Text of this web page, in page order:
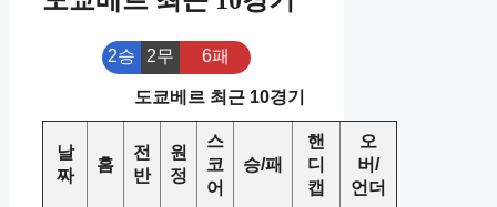
2승 2무 6패
도쿄베르 최근 10경기
날
짜
홈
전
반
원
정
스
코
어
승/패
핸
디
캡
오
버/
언더